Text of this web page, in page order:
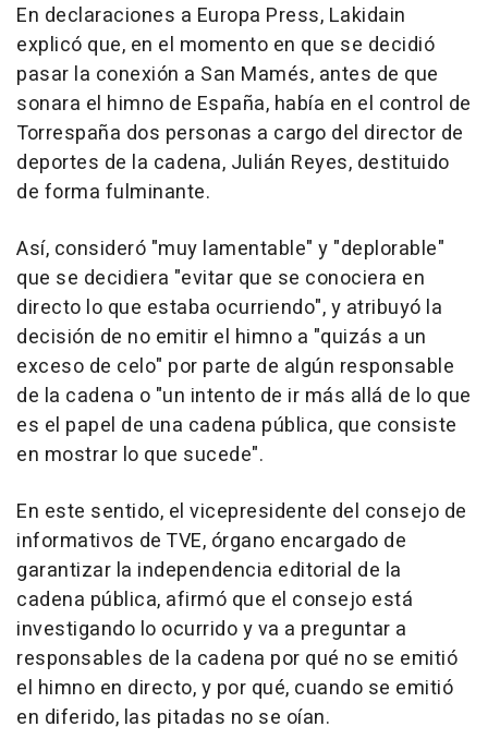
En declaraciones a Europa Press, Lakidain
explicó que, en el momento en que se decidió
pasar la conexión a San Mamés, antes de que
sonara el himno de España, había en el control de
Torrespaña dos personas a cargo del director de
deportes de la cadena, Julián Reyes, destituido
de forma fulminante.
Así, consideró "muy lamentable" y "deplorable"
que se decidiera "evitar que se conociera en
directo lo que estaba ocurriendo", y atribuyó la
decisión de no emitir el himno a "quizás a un
exceso de celo" por parte de algún responsable
de la cadena o "un intento de ir más allá de lo que
es el papel de una cadena pública, que consiste
en mostrar lo que sucede".
En este sentido, el vicepresidente del consejo de
informativos de TVE, órgano encargado de
garantizar la independencia editorial de la
cadena pública, afirmó que el consejo está
investigando lo ocurrido y va a preguntar a
responsables de la cadena por qué no se emitió
el himno en directo, y por qué, cuando se emitió
en diferido, las pitadas no se oían.